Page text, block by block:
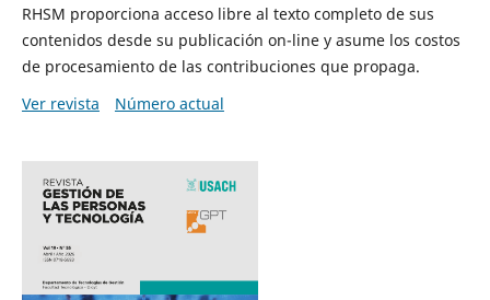
RHSM proporciona acceso libre al texto completo de sus
contenidos desde su publicación on-line y asume los costos
de procesamiento de las contribuciones que propaga.
Ver revista
Número actual